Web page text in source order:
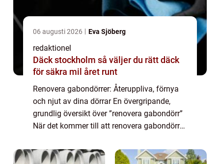
06 augusti 2026 Eva Sjöberg
redaktionel
Däck stockholm så väljer du rätt däck
för säkra mil året runt
Renovera gabondörrer: Återuppliva, förnya
och njut av dina dörrar En övergripande,
grundlig översikt över ”renovera gabondörr”
När det kommer till att renovera gabondörrer
återställa deras u...